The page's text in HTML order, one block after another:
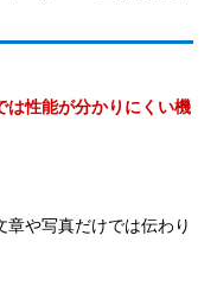
は性能が分かりにくい機
や写真だけでは伝わり